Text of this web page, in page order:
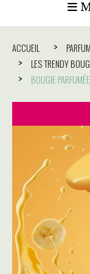
ACCUEIL
LES TRENDY
BOUGIE